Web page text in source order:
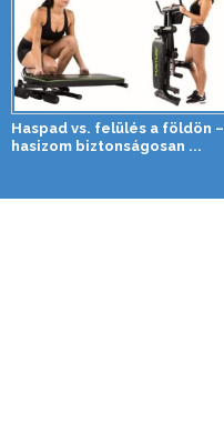
Haspad vs. felülés a földön –
hasizom biztonságosan ...